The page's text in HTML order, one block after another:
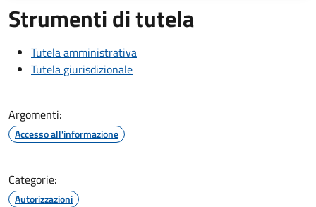
Strumenti di tutela
Tutela amministrativa
Tutela giurisdizionale
Argomenti:
Accesso all'informazione
Categorie:
Autorizzazioni